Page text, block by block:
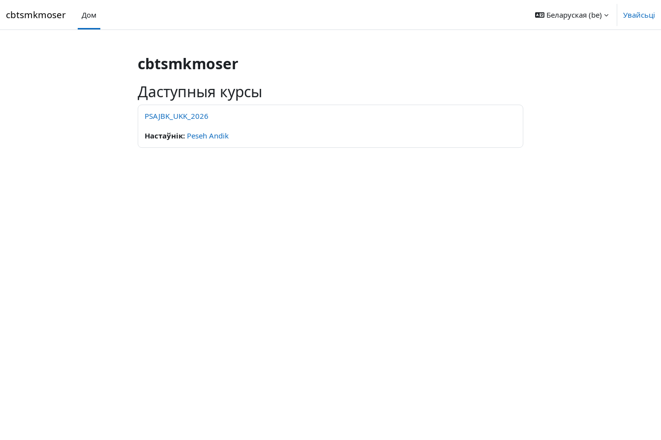
cbtsmkmoser Дом Беларуская ‎(be)‎ Увайсьці
cbtsmkmoser
Даступныя курсы
PSAJBK_UKK_2026
Настаўнік: Peseh Andik